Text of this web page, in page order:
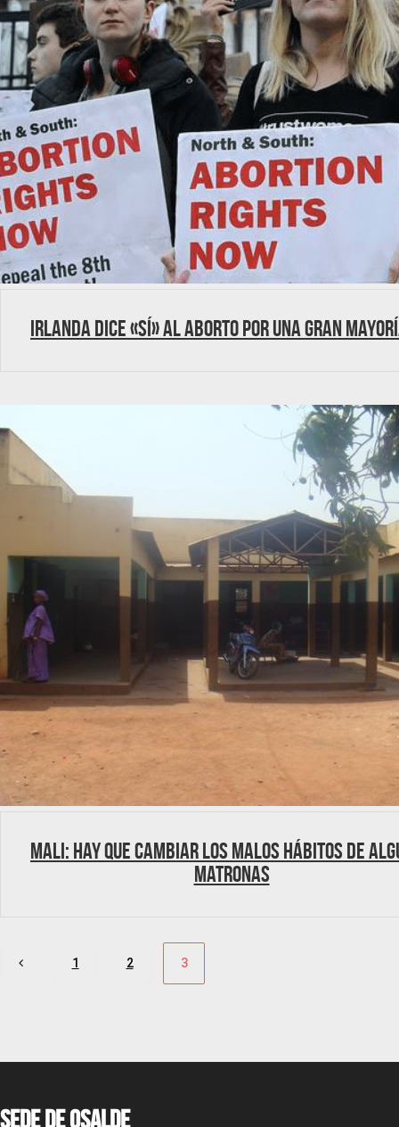
Irlanda dice «sí» al aborto por una gran
Mali: Hay que cambiar los malos hábitos de
matronas
Paginación
entradas
1 2 3
Sede de OSALDE